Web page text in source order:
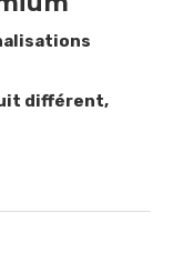
différent,